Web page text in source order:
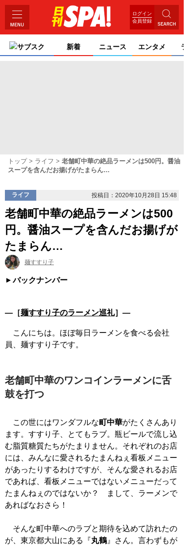
ログイン
会員登録
サブスク 新着 ニュース エンタメ ライ
トップ ライフ
老舗町中華の絶品ラーメンは500円。醤油
スープを含んだお揚げがたまらん…
ライフ 投稿日：2020年10月28日 15:48
老舗町中華の絶品ラーメンは500
円。醤油スープを含んだお揚げが
たまらん…
麺すすり子
バックナンバー
―［麺すすり子のラーメン巡礼］―
こんにちは。ほぼ毎日ラーメンを食べる会社
員、麺すすり子です。
老舗町中華のワンコインラーメンに舌
鼓を打つ
この世にはワンダフルな町中華がたくさんあり
ます。すすり子、とてもラブ。瓶ビールで流し込
む脂質糖質たちがたまりません。それぞれのお店
には、みんなに愛されるたまんねぇ看板メニュー
があったりするわけですが、そんな愛されるお店
であれば、看板メニューではないメニューだって
たまんねぇのではないか？ まして、ラーメンで
あればなおさら！
そんな町中華へのラブと期待を込めて訪れたの
が、東京都大山にある『丸鶴 』さん。言わずもが